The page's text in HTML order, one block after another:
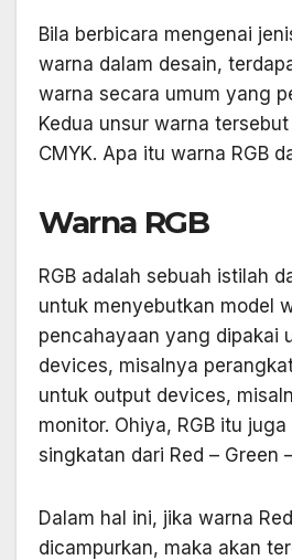
Bila berbicara mengenai
warna dalam desain,
warna secara umum yang
Kedua unsur warna tersebut
CMYK. Apa itu warna RGB
Warna RGB
RGB adalah sebuah istilah
untuk menyebutkan model
pencahayaan yang dipakai
devices, misalnya
untuk output devices,
monitor. Ohiya, RGB itu
singkatan dari Red – Green
Dalam hal ini, jika warna
dicampurkan, maka akan